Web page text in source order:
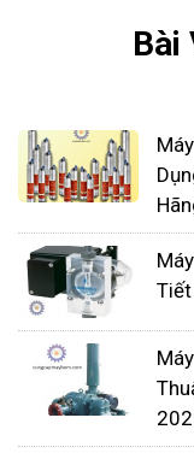
5. Chi phí đầu
Yếu tố này phụ
Bài